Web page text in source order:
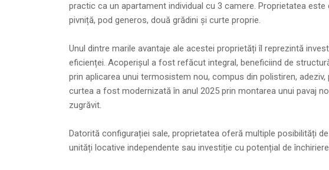
practic ca un apartament individual cu 3 camere. Proprietatea
pivniță, pod generos, două grădini și curte proprie.
Unul dintre marile avantaje ale acestei proprietăți îl reprezintă
eficienței. Acoperișul a fost refăcut integral, beneficiind de
prin aplicarea unui termosistem nou, compus din polistiren,
curtea a fost modernizată în anul 2025 prin montarea unui pavaj
zugrăvit.
Datorită configurației sale, proprietatea oferă multiple posibilități
unități locative independente sau investiție cu potențial de